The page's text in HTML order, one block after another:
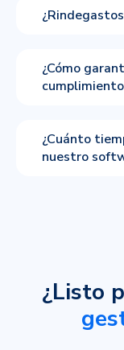
¿Cómo
¿Cuánto
nuestro
¿Listo